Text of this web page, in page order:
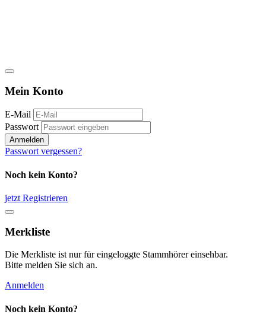
Mein Konto
E-Mail
Passwort
Anmelden
Passwort vergessen?
Noch kein Konto?
jetzt Registrieren
Merkliste
Die Merkliste ist nur für eingeloggte Stammhörer einsehbar.
Bitte melden Sie sich an.
Anmelden
Noch kein Konto?